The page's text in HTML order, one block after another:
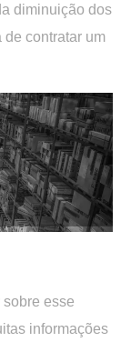
diminuição dos
contratar um
esse
informações